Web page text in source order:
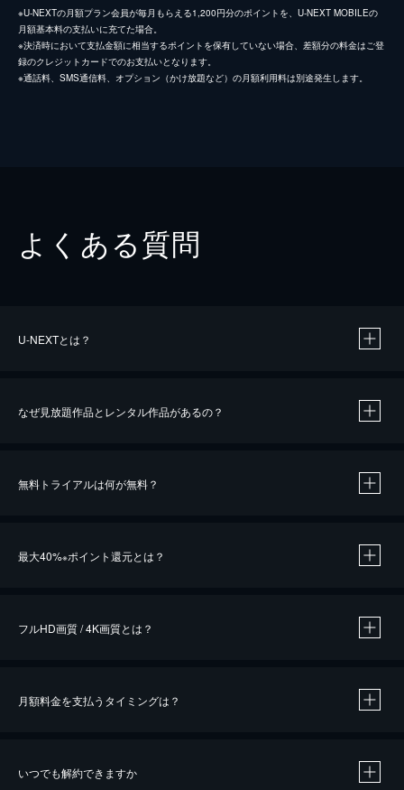
※U-NEXTの月額プラン会員が毎月もらえる1,200円分のポイントを、U-NEXT MOBILEの
月額基本料の支払いに充てた場合。
※決済時において支払金額に相当するポイントを保有していない場合、差額分の料金はご登
録のクレジットカードでのお支払いとなります。
※通話料、SMS通信料、オプション（かけ放題など）の月額利用料は別途発生します。
よくある質問
U-NEXTとは？
なぜ見放題作品とレンタル作品があるの？
無料トライアルは何が無料？
最大40%※ポイント還元とは？
※40％ポイント還元の対象は、クレジットカード決済による作品の購入 / レンタルです。
フルHD画質 / 4K画質とは？
月額料金を支払うタイミングは？
いつでも解約できますか